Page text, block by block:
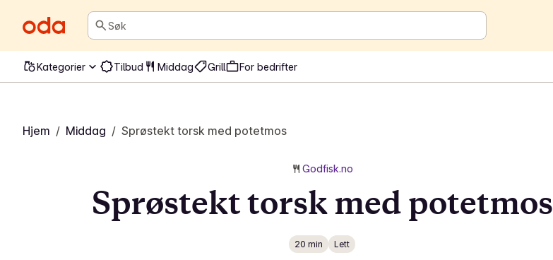
Søk
Kategorier Tilbud Middag Grill For bedrifter
Hjem / Middag / Sprøstekt torsk med potetmos
Godfisk.no
Sprøstekt torsk med potetmos
20 min Lett